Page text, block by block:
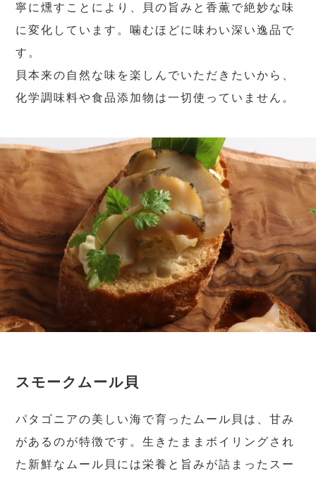
寧に燻すことにより、貝の旨みと香薫で絶妙な味
に変化しています。噛むほどに味わい深い逸品で
す。
貝本来の自然な味を楽しんでいただきたいから、
化学調味料や食品添加物は一切使っていません。
スモークムール貝
パタゴニアの美しい海で育ったムール貝は、甘み
があるのが特徴です。生きたままボイリングされ
た新鮮なムール貝には栄養と旨みが詰まったスー